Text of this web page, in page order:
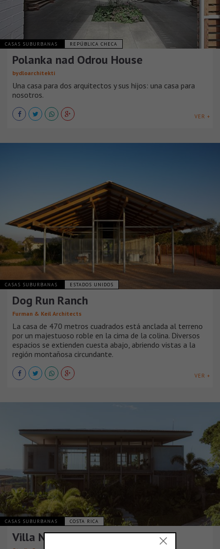
CASAS SUBURBANAS REPÚBLICA CHECA
Polanka nad Odrou House
bydloarchitekti
Una casa para dos arquitectos y sus hijos: una casa para
nosotros.
VER +
CASAS SUBURBANAS ESTADOS UNIDOS
Dog Run Ranch
Furman & Keil Architects
La casa de 470 metros cuadrados está anclada al terreno
por un majestuoso roble en la cima de la colina. Diversos
espacios se extienden cuesta abajo, abriendo vistas a la
región montañosa circundante.
VER +
CASAS SUBURBANAS COSTA RICA
Villa Nuri